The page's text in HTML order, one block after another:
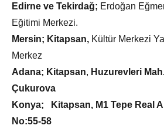
Edirne ve Tekirdağ; Erdoğan
Eğitimi Merkezi.
Mersin; Kitapsan, Kültür Merkezi
Merkez
Adana; Kitapsan, Huzurevleri
Çukurova
Konya;
Kitapsan, M1 Tepe Real
No:55-58